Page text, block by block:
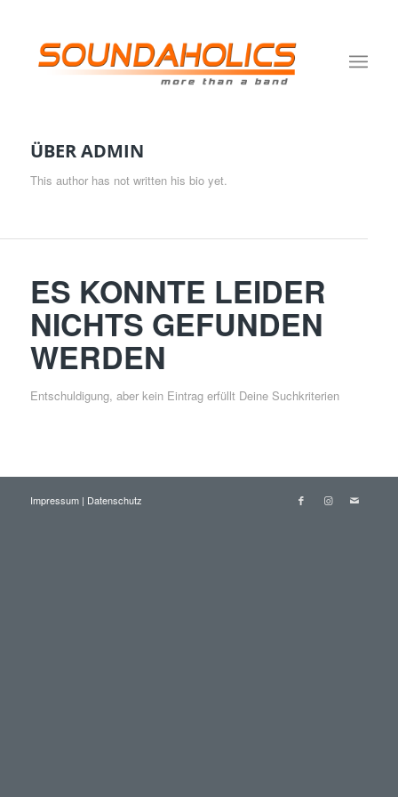
ÜBERADMIN
This author has not written his bio yet.
ES KONNTE LEIDER
NICHTS GEFUNDEN
WERDEN
Entschuldigung, aber kein Eintrag erfüllt Deine Suchkriterien
Impressum | Datenschutz